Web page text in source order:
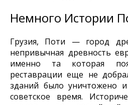
Немного Истории
Грузия, Поти — город
непривычная древность
именно та которая
реставрации еще не
зданий было уничтожено
советское время.